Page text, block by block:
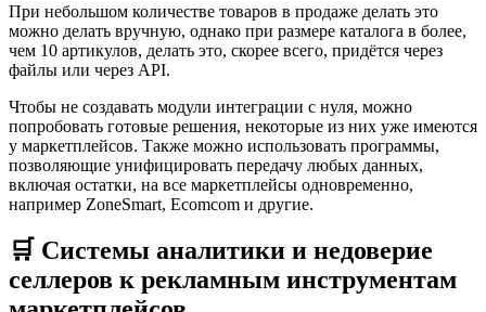
При небольшом количестве товаров в продаже делать это
можно делать вручную, однако при размере каталога в более,
чем 10 артикулов, делать это, скорее всего, придётся через
файлы или через API.
Чтобы не создавать модули интеграции с нуля, можно
попробовать готовые решения, некоторые из них уже имеются
у маркетплейсов. Также можно использовать программы,
позволяющие унифицировать передачу любых данных,
включая остатки, на все маркетплейсы одновременно,
например ZoneSmart, Ecomcom и другие.
🛒 Системы аналитики и недоверие
селлеров к рекламным инструментам